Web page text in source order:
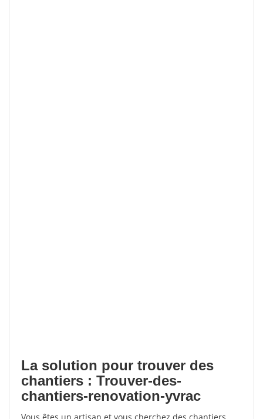
La solution pour trouver des
chantiers : Trouver-des-
chantiers-renovation-yvrac